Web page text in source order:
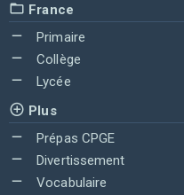
France
Primaire
Collège
Lycée
Plus
Prépas CPGE
Divertissement
Vocabulaire